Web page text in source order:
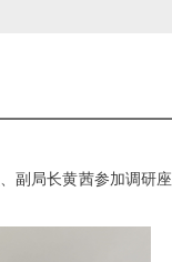
副局长黄茜参加调研座